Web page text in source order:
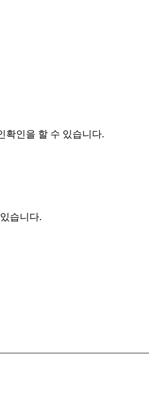
확인을 할 수 있습니다.
습니다.